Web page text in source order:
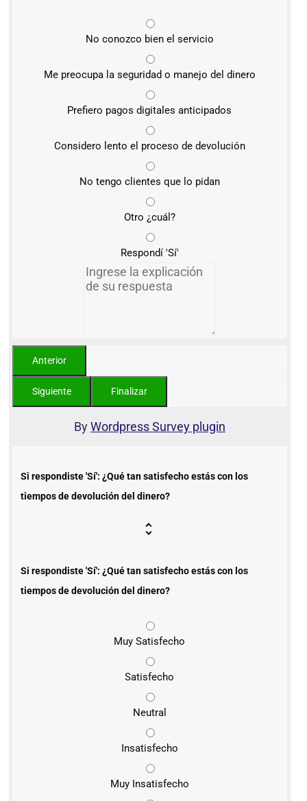
No conozco bien el servicio
Me preocupa la seguridad o manejo del dinero
Prefiero pagos digitales anticipados
Considero lento el proceso de devolución
No tengo clientes que lo pidan
Otro ¿cuál?
Respondí 'Sí'
ByWordpress Survey plugin
Si respondiste 'Sí': ¿Qué tan satisfecho estás con los
tiempos de devolución del dinero?
Si respondiste 'Sí': ¿Qué tan satisfecho estás con los
tiempos de devolución del dinero?
Muy Satisfecho
Satisfecho
Neutral
Insatisfecho
Muy Insatisfecho